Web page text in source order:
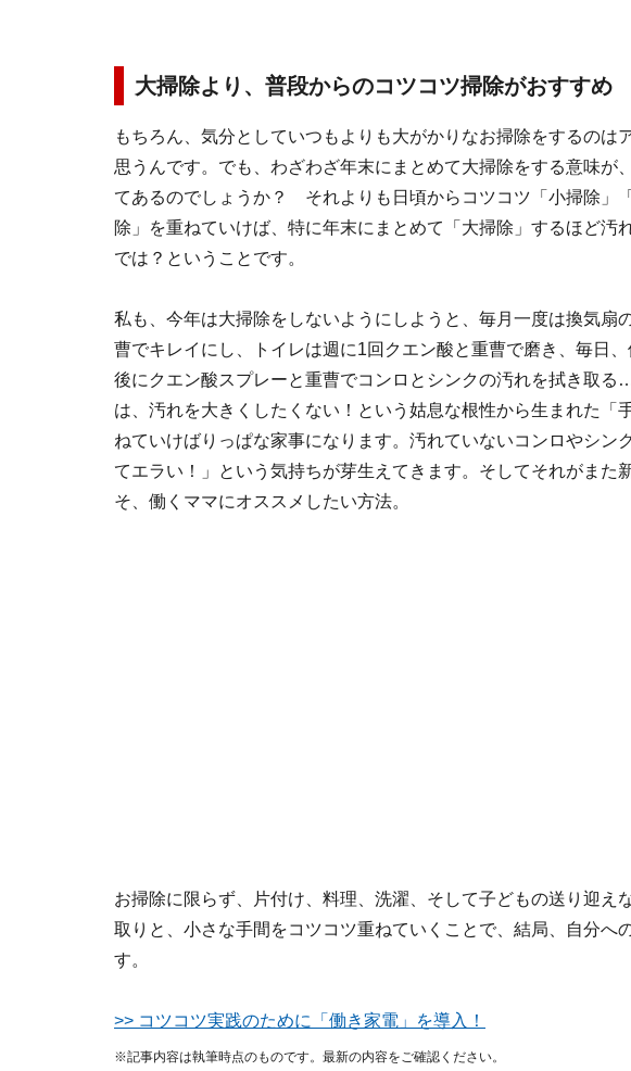
大掃除より、普段からのコツコツ掃除がおすすめ
もちろん、気分としていつもよりも大がかりなお掃除をするのは
思うんです。でも、わざわざ年末にまとめて大掃除をする意味が
てあるのでしょうか？ それよりも日頃からコツコツ「小掃除」
除」を重ねていけば、特に年末にまとめて「大掃除」するほど汚
では？ということです。
私も、今年は大掃除をしないようにしようと、毎月一度は換気扇
曹でキレイにし、トイレは週に1回クエン酸と重曹で磨き、毎日、
後にクエン酸スプレーと重曹でコンロとシンクの汚れを拭き取
は、汚れを大きくしたくない！という姑息な根性から生まれた「
ねていけばりっぱな家事になります。汚れていないコンロやシン
てエラい！」という気持ちが芽生えてきます。そしてそれがまた
そ、働くママにオススメしたい方法。
お掃除に限らず、片付け、料理、洗濯、そして子どもの送り迎え
取りと、小さな手間をコツコツ重ねていくことで、結局、自分へ
す。
>> コツコツ実践のために「働き家電」を導入！
※記事内容は執筆時点のものです。最新の内容をご確認ください。